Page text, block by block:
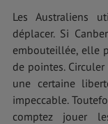
Les Australiens
déplacer. Si
embouteillée, elle
de pointes.
une certaine
impeccable.
comptez jouer